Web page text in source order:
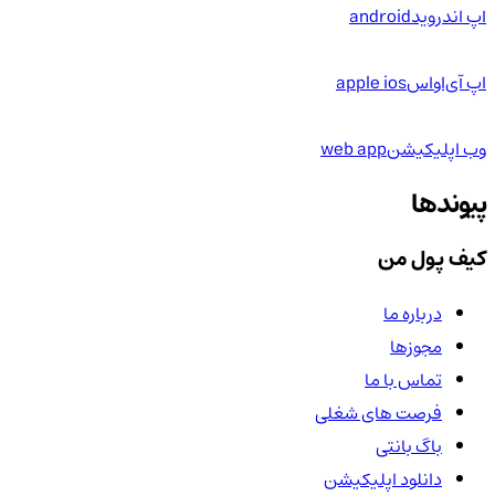
اپ اندرویدandroid
اپ آی‌او‌اسapple ios
وب اپلیکیشنweb app
پیوندها
کیف پول من
درباره ما
مجوزها
تماس با ما
فرصت های شغلی
باگ بانتی
دانلود اپلیکیشن